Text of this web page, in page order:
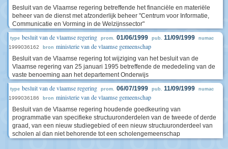
Besluit van de Vlaamse regering betreffende het financiële en materiële
beheer van de dienst met afzonderlijk beheer "Centrum voor Informatie,
Communicatie en Vorming in de Welzijnssector"
type besluit van de vlaamse regering prom. 01/06/1999 pub. 11/09/1999 numac
1999036162 bron ministerie van de vlaamse gemeenschap
Besluit van de Vlaamse regering tot wijziging van het besluit van de
Vlaamse regering van 25 januari 1995 betreffende de mededeling van de
vaste benoeming aan het departement Onderwijs
type besluit van de vlaamse regering prom. 06/07/1999 pub. 11/09/1999 numac
1999036186 bron ministerie van de vlaamse gemeenschap
Besluit van de Vlaamse regering houdende goedkeuring van
programmatie van specifieke structuuronderdelen van de tweede of derde
graad, van een nieuw studiegebied of een nieuw structuuronderdeel van
scholen al dan niet behorende tot een scholengemeenschap